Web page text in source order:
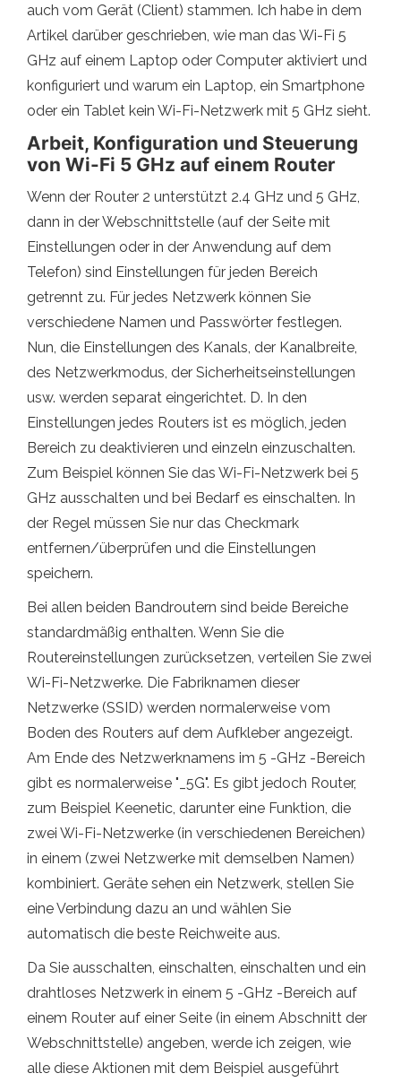
auch vom Gerät (Client) stammen. Ich habe in dem
Artikel darüber geschrieben, wie man das Wi-Fi 5
GHz auf einem Laptop oder Computer aktiviert und
konfiguriert und warum ein Laptop, ein Smartphone
oder ein Tablet kein Wi-Fi-Netzwerk mit 5 GHz sieht.
Arbeit, Konfiguration und Steuerung
von Wi-Fi 5 GHz auf einem Router
Wenn der Router 2 unterstützt 2.4 GHz und 5 GHz,
dann in der Webschnittstelle (auf der Seite mit
Einstellungen oder in der Anwendung auf dem
Telefon) sind Einstellungen für jeden Bereich
getrennt zu. Für jedes Netzwerk können Sie
verschiedene Namen und Passwörter festlegen.
Nun, die Einstellungen des Kanals, der Kanalbreite,
des Netzwerkmodus, der Sicherheitseinstellungen
usw. werden separat eingerichtet. D. In den
Einstellungen jedes Routers ist es möglich, jeden
Bereich zu deaktivieren und einzeln einzuschalten.
Zum Beispiel können Sie das Wi-Fi-Netzwerk bei 5
GHz ausschalten und bei Bedarf es einschalten. In
der Regel müssen Sie nur das Checkmark
entfernen/überprüfen und die Einstellungen
speichern.
Bei allen beiden Bandroutern sind beide Bereiche
standardmäßig enthalten. Wenn Sie die
Routereinstellungen zurücksetzen, verteilen Sie zwei
Wi-Fi-Netzwerke. Die Fabriknamen dieser
Netzwerke (SSID) werden normalerweise vom
Boden des Routers auf dem Aufkleber angezeigt.
Am Ende des Netzwerknamens im 5 -GHz -Bereich
gibt es normalerweise "_5G". Es gibt jedoch Router,
zum Beispiel Keenetic, darunter eine Funktion, die
zwei Wi-Fi-Netzwerke (in verschiedenen Bereichen)
in einem (zwei Netzwerke mit demselben Namen)
kombiniert. Geräte sehen ein Netzwerk, stellen Sie
eine Verbindung dazu an und wählen Sie
automatisch die beste Reichweite aus.
Da Sie ausschalten, einschalten, einschalten und ein
drahtloses Netzwerk in einem 5 -GHz -Bereich auf
einem Router auf einer Seite (in einem Abschnitt der
Webschnittstelle) angeben, werde ich zeigen, wie
alle diese Aktionen mit dem Beispiel ausgeführt